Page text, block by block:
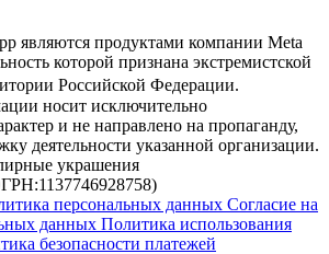
являются продуктами компании Meta
которой признана экстремистской
Российской Федерации.
носит исключительно
и не направлено на пропаганду,
деятельности указанной организации.
украшения
персональных данных Согласие на
данных Политика использования
безопасности платежей